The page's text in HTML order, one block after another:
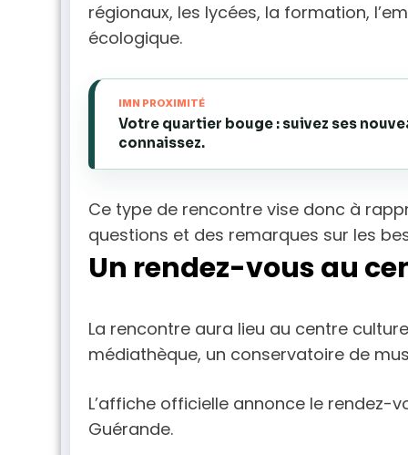
régionaux, les lycées, la formation,
écologique.
IMN PROXIMITÉ
Votre quartier bouge : suivez ses
connaissez.
Ce type de rencontre vise donc à
questions et des remarques sur les
Un rendez-vous au
La rencontre aura lieu au centre
médiathèque, un conservatoire de
L’affiche officielle annonce le rendez-
Guérande.